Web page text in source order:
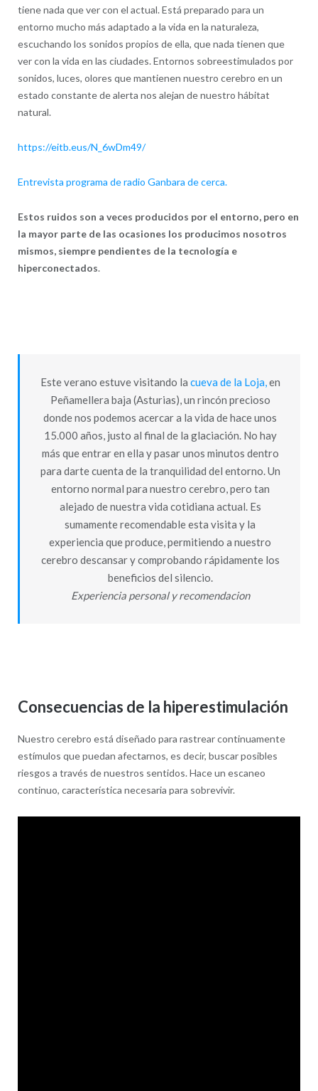
tiene nada que ver con el actual. Está preparado para un
entorno mucho más adaptado a la vida en la naturaleza,
escuchando los sonidos propios de ella, que nada tienen que
ver con la vida en las ciudades. Entornos sobreestimulados por
sonidos, luces, olores que mantienen nuestro cerebro en un
estado constante de alerta nos alejan de nuestro hábitat
natural.
https://eitb.eus/N_6wDm49/
Entrevista programa de radio Ganbara de cerca.
Estos ruidos son a veces producidos por el entorno, pero en
la mayor parte de las ocasiones los producimos nosotros
mismos, siempre pendientes de la tecnología e
hiperconectados.
Este verano estuve visitando la cueva de la Loja,en
Peñamellera baja (Asturias), un rincón precioso
donde nos podemos acercar a la vida de hace unos
15.000 años, justo al final de la glaciación. No hay
más que entrar en ella y pasar unos minutos dentro
para darte cuenta de la tranquilidad del entorno. Un
entorno normal para nuestro cerebro, pero tan
alejado de nuestra vida cotidiana actual. Es
sumamente recomendable esta visita y la
experiencia que produce, permitiendo a nuestro
cerebro descansar y comprobando rápidamente los
beneficios del silencio.
Experiencia personal y recomendacion
Consecuencias de la hiperestimulación
Nuestro cerebro está diseñado para rastrear continuamente
estímulos que puedan afectarnos, es decir, buscar posibles
riesgos a través de nuestros sentidos. Hace un escaneo
continuo, característica necesaria para sobrevivir.